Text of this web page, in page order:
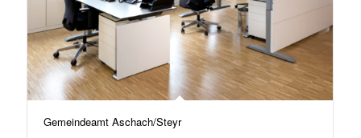
Gemeindeamt Aschach/Steyr